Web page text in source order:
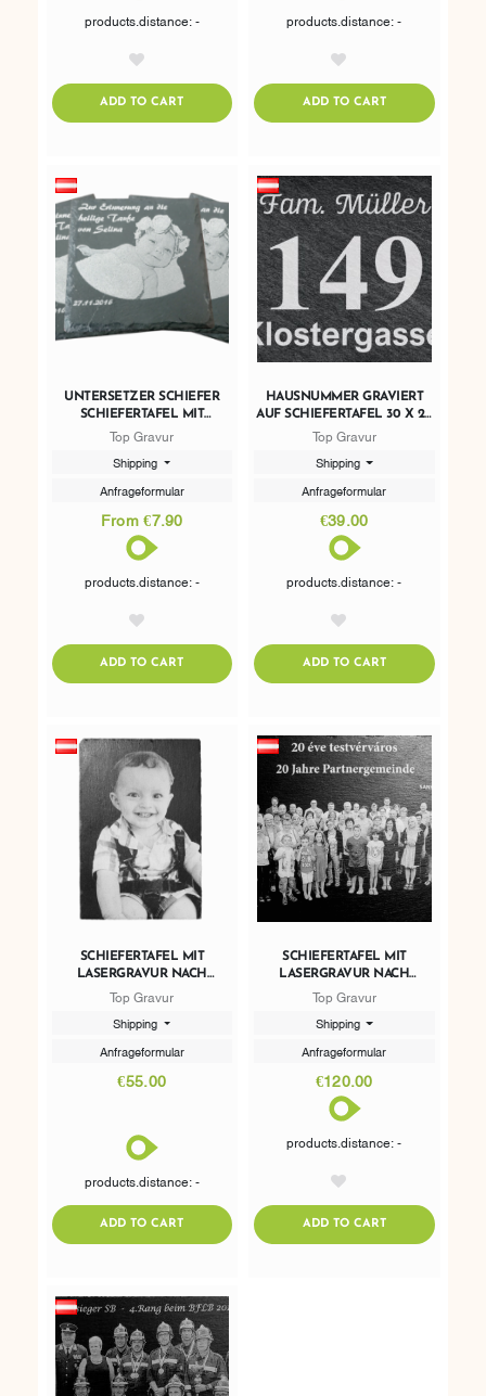
products.distance: -
ADD TO CARTADDTOCART
products.distance: -
ADD TO CARTADDTOCART
UNTERSETZER SCHIEFER
SCHIEFERTAFEL MIT
LASERGRAVUR NACH
Top Gravur
Shipping
Anfrageformular
From €7.90
products.distance: -
ADD TO CARTADDTOCART
HAUSNUMMER GRAVIERT
AUF SCHIEFERTAFEL 30 X 20
CM
Top Gravur
Shipping
Anfrageformular
€39.00
products.distance: -
ADD TO CARTADDTOCART
SCHIEFERTAFEL MIT
LASERGRAVUR NACH
WUNSCH 30 X 20 CM
Top Gravur
Shipping
Anfrageformular
€55.00
products.distance: -
ADD TO CARTADDTOCART
SCHIEFERTAFEL MIT
LASERGRAVUR NACH
WUNSCH 53 X 32,5CM
Top Gravur
Shipping
Anfrageformular
€120.00
products.distance: -
ADD TO CARTADDTOCART